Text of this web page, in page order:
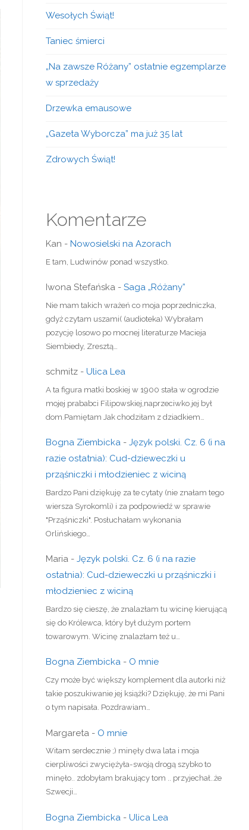
Wesołych Świąt!
Taniec śmierci
„Na zawsze Różany” ostatnie egzemplarze
w sprzedaży
Drzewka emausowe
„Gazeta Wyborcza” ma już 35 lat
Zdrowych Świąt!
Komentarze
Kan - Nowosielski na Azorach
E tam, Ludwinów ponad wszystko.
Iwona Stefańska - Saga „Różany”
Nie mam takich wrażeń co moja poprzedniczka,
gdyż czytam uszami( (audioteka) Wybrałam
pozycję losowo po mocnej literaturze Macieja
Siembiedy, Zresztą…
schmitz - Ulica Lea
A ta figura matki boskiej w 1900 stała w ogrodzie
mojej prababci Filipowskiej,naprzeciwko jej był
dom.Pamiętam Jak chodziłam z dziadkiem…
Bogna Ziembicka - Język polski. Cz. 6 (i na
razie ostatnia): Cud-dzieweczki u
prząśniczki i młodzieniec z wiciną
Bardzo Pani dziękuję za te cytaty (nie znałam tego
wiersza Syrokomli) i za podpowiedź w sprawie
"Prząśniczki". Posłuchałam wykonania
Orlińskiego…
Maria - Język polski. Cz. 6 (i na razie
ostatnia): Cud-dzieweczki u prząśniczki i
młodzieniec z wiciną
Bardzo się cieszę, że znalazłam tu wicinę kierującą
się do Królewca, który był dużym portem
towarowym. Wicinę znalazłam też u…
Bogna Ziembicka - O mnie
Czy może być większy komplement dla autorki niż
takie poszukiwanie jej książki? Dziękuję, że mi Pani
o tym napisała. Pozdrawiam…
Margareta - O mnie
Witam serdecznie ;) minęły dwa lata i moja
cierpliwości zwyciężyła-swoją drogą szybko to
minęło.. zdobyłam brakujący tom .. przyjechał..że
Szwecji…
Bogna Ziembicka - Ulica Lea